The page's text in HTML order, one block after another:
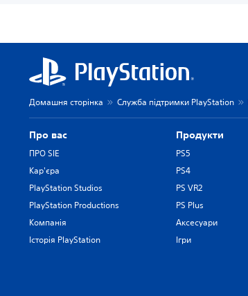
Домашня сторінка Служба підтримки PlayStation
Про вас
ПРО SIE
Кар'єра
PlayStation Studios
PlayStation Productions
Компанія
Історія PlayStation
Продукти
PS5
PS4
PS VR2
PS Plus
Аксесуари
Ігри